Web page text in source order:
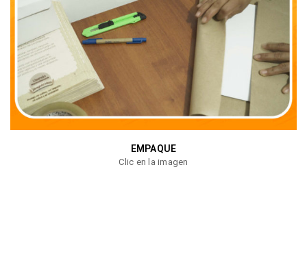
EMPAQUE
Clic en la imagen